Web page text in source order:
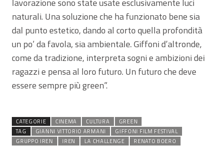
lavorazione sono state usate esclusivamente luci
naturali. Una soluzione che ha funzionato bene sia
dal punto estetico, dando al corto quella profondità
un po’ da favola, sia ambientale. Giffoni d’altronde,
come da tradizione, interpreta sogni e ambizioni dei
ragazzi e pensa al loro futuro. Un futuro che deve
essere sempre più green”.
CATEGORIE CINEMA CULTURA
GREEN
TAG
GIANNI VITTORIO ARMANI
GIFFONI FILM FESTIVAL
GRUPPO IREN
IREN LA CHALLENGE RENATO BOERO